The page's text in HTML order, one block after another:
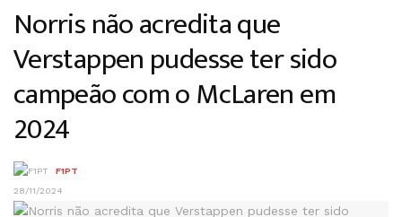
Norris não acredita que
Verstappen pudesse ter sido
campeão com o McLaren em
2024
F1PT
28/11/2024